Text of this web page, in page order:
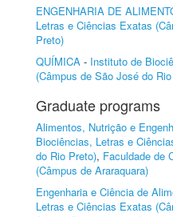
ENGENHARIA DE
Letras e Ciências Exatas
Preto)
QUÍMICA - Instituto de
(Câmpus de São José do
Graduate programs
Alimentos, Nutrição e
Biociências, Letras e
do Rio Preto), Faculdade de
(Câmpus de Araraquara)
Engenharia e Ciência de
Letras e Ciências Exatas